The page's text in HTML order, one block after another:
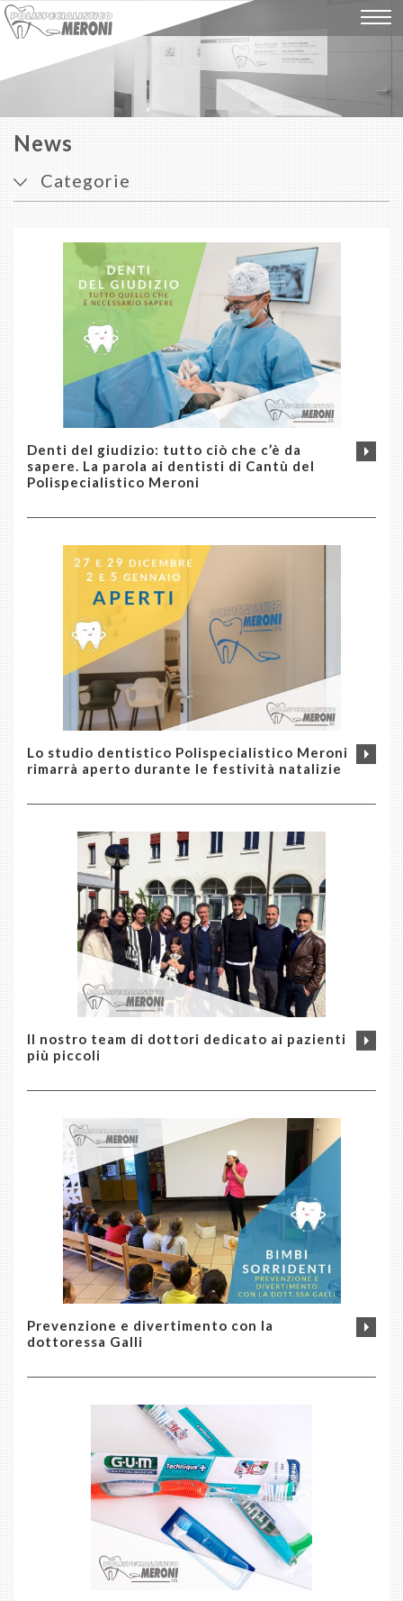
Studio
Team
Terapie
News
Casi clinici
Dicono di noi
Contatti
News
Categorie
Odontoiatria infantile
Igiene e prevenzione per bambini
Igiene e prevenzione
Sbiancamento
Impianti dentali
Impianti a carico immediato
Odontoiatria di precisione con Microscopio
Ortodonzia moderna
Chirurgia Orale
Ortodonzia bambini
Ozonoterapia
Conservativa
Chirurgia ossea
Trattamento Piorrea (Parodontite)
Devitalizzazioni
Sedazione con protossido
Informazioni Generali
Consigli e Curiosità
Denti del giudizio: tutto ciò che c’è da
sapere. La parola ai dentisti di Cantù del
Polispecialistico Meroni
Lo studio dentistico Polispecialistico Meroni
rimarrà aperto durante le festività natalizie
Il nostro team di dottori dedicato ai pazienti
più piccoli
Prevenzione e divertimento con la
dottoressa Galli